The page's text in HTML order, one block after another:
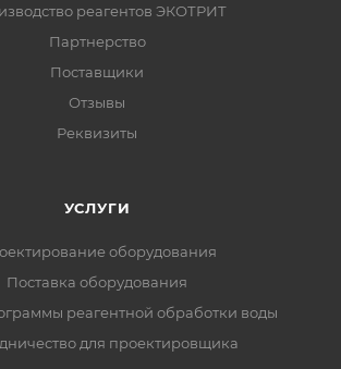
реагентов ЭКОТРИТ
Партнерство
Поставщики
Отзывы
Реквизиты
УСЛУГИ
оборудования
Поставка оборудования
реагентной обработки воды
для проектировщика